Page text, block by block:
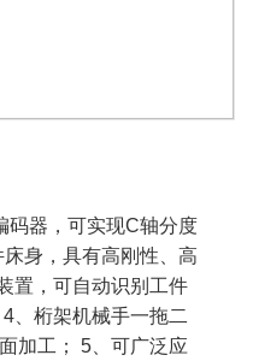
码器，可实现C轴分度
身，具有高刚性、高
置，可自动识别工件
、桁架机械手一拖二
加工； 5、可广泛应